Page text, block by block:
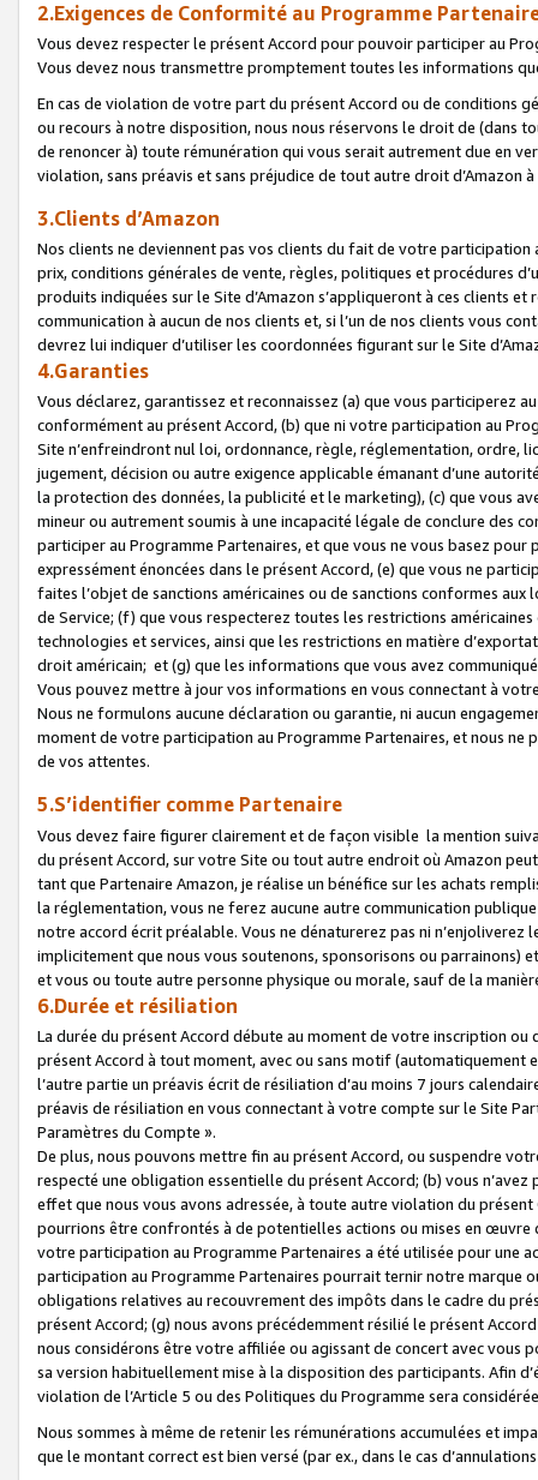
2.Exigences de Conformité au Programme
Vous devez respecter le présent Accord pour pouvoir participer au
Vous devez nous transmettre promptement toutes les informations
En cas de violation de votre part du présent Accord ou de conditions
ou recours à notre disposition, nous nous réservons le droit de (dans
de renoncer à) toute rémunération qui vous serait autrement due en
violation, sans préavis et sans préjudice de tout autre droit
3.Clients d’Amazon
Nos clients ne deviennent pas vos clients du fait de votre
prix, conditions générales de vente, règles, politiques et procédures
produits indiquées sur le Site d’Amazon s’appliqueront à ces clients
communication à aucun de nos clients et, si l’un de nos clients vous
devrez lui indiquer d’utiliser les coordonnées figurant sur le Site
4.Garanties
Vous déclarez, garantissez et reconnaissez (a) que vous participerez
conformément au présent Accord, (b) que ni votre participation au
Site n’enfreindront nul loi, ordonnance, règle, réglementation, ordre,
jugement, décision ou autre exigence applicable émanant d’une
la protection des données, la publicité et le marketing), (c) que vous
mineur ou autrement soumis à une incapacité légale de conclure des
participer au Programme Partenaires, et que vous ne vous basez
expressément énoncées dans le présent Accord, (e) que vous ne
faites l’objet de sanctions américaines ou de sanctions conformes
de Service; (f) que vous respecterez toutes les restrictions
technologies et services, ainsi que les restrictions en matière
droit américain; et (g) que les informations que vous avez
Vous pouvez mettre à jour vos informations en vous connectant à
Nous ne formulons aucune déclaration ou garantie, ni aucun
moment de votre participation au Programme Partenaires, et nous
de vos attentes.
5.S’identifier comme Partenaire
Vous devez faire figurer clairement et de façon visible la mention
du présent Accord, sur votre Site ou tout autre endroit où Amazon
tant que Partenaire Amazon, je réalise un bénéfice sur les achats
la réglementation, vous ne ferez aucune autre communication
notre accord écrit préalable. Vous ne dénaturerez pas ni
implicitement que nous vous soutenons, sponsorisons ou parrainons)
et vous ou toute autre personne physique ou morale, sauf de la
6.Durée et résiliation
La durée du présent Accord débute au moment de votre inscription
présent Accord à tout moment, avec ou sans motif (automatiquement
l’autre partie un préavis écrit de résiliation d’au moins 7 jours
préavis de résiliation en vous connectant à votre compte sur le Site
Paramètres du Compte ».
De plus, nous pouvons mettre fin au présent Accord, ou suspendre
respecté une obligation essentielle du présent Accord; (b) vous
effet que nous vous avons adressée, à toute autre violation du
pourrions être confrontés à de potentielles actions ou mises en
votre participation au Programme Partenaires a été utilisée pour une
participation au Programme Partenaires pourrait ternir notre marque
obligations relatives au recouvrement des impôts dans le cadre du
présent Accord; (g) nous avons précédemment résilié le présent
nous considérons être votre affiliée ou agissant de concert avec vous
sa version habituellement mise à la disposition des participants. Afin
violation de l’Article 5 ou des Politiques du Programme sera
Nous sommes à même de retenir les rémunérations accumulées et
que le montant correct est bien versé (par ex., dans le cas